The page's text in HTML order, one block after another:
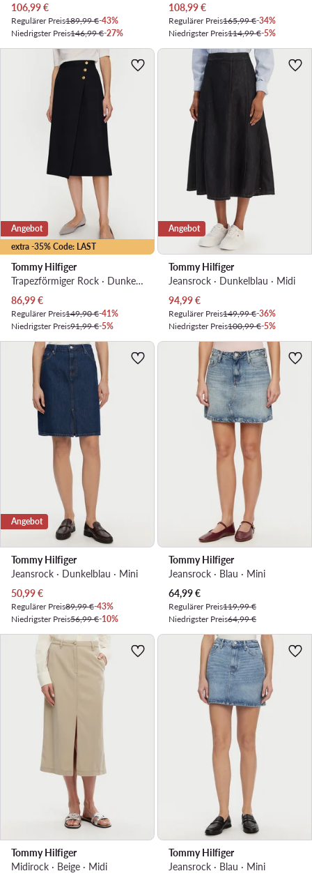
Aktueller Preis
106,99€
Regulärer Preis189,99 €-43%
Niedrigster Preis146,99 €-27%
Aktueller Preis
108,99€
Regulärer Preis165,99 €-34%
Niedrigster Preis114,99 €-5%
extra -35% Code: LAST
Angebot
Tommy Hilfiger
Trapezförmiger Rock · Dunkelblau · Midi
Aktueller Preis
86,99€
Regulärer Preis149,90 €-41%
Niedrigster Preis91,99 €-5%
Angebot
Tommy Hilfiger
Jeansrock · Dunkelblau · Midi
Aktueller Preis
94,99€
Regulärer Preis149,99 €-36%
Niedrigster Preis100,99 €-5%
Angebot
Tommy Hilfiger
Jeansrock · Dunkelblau · Mini
Aktueller Preis
50,99€
Regulärer Preis89,99 €-43%
Niedrigster Preis56,99 €-10%
Tommy Hilfiger
Jeansrock · Blau · Mini
Aktueller Preis
64,99€
Regulärer Preis119,99 €
Niedrigster Preis64,99 €
Tommy Hilfiger
Midirock · Beige · Midi
Tommy Hilfiger
Jeansrock · Blau · Mini